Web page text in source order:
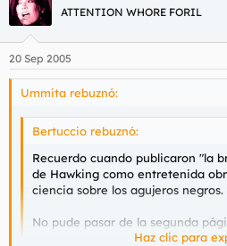
ATTENTION WHORE FORIL
20 Sep 2005
Ummita rebuznó:
Bertuccio rebuznó:
Recuerdo cuando publicaron "la
de Hawking como entretenida
ciencia sobre los agujeros negros.
No pude pasar de la segunda
Haz clic para